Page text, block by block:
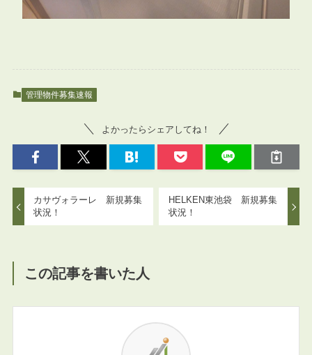
管理物件募集速報
よかったらシェアしてね！
カサヴォラーレ 新規募集
状況！
HELKEN東池袋 新規募集
状況！
この記事を書いた人